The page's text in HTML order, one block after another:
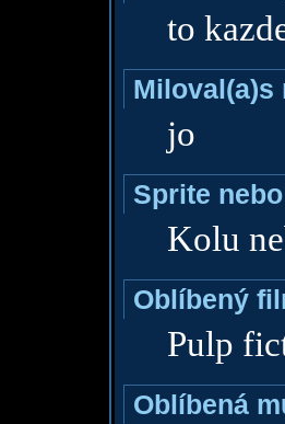
to
Miloval(a)s
jo
Sprite
Kolu
Oblíbený
Pulp
Oblíbená